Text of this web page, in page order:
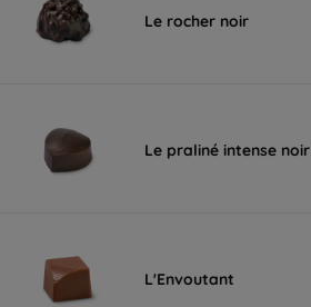
Le rocher noir
Le praliné intense noir
L'Envoutant